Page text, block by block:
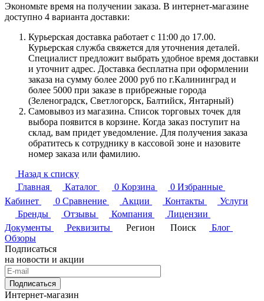
Экономьте время на получении заказа. В интернет-магазине
доступно 4 варианта доставки:
Курьерская доставка работает с 11:00 до 17.00.
Курьерская служба свяжется для уточнения деталей.
Специалист предложит выбрать удобное время доставки
и уточнит адрес. Доставка бесплатна при оформлении
заказа на сумму более 2000 руб по г.Калининград и
более 5000 при заказе в прибрежные города
(Зеленоградск, Светлогорск, Балтийск, Янтарный)
Самовывоз из магазина. Список торговых точек для
выбора появится в корзине. Когда заказ поступит на
склад, вам придет уведомление. Для получения заказа
обратитесь к сотруднику в кассовой зоне и назовите
номер заказа или фамилию.
Назад к списку
Главная
Каталог 0 Корзина 0 Избранные
Кабинет
0 Сравнение Акции Контакты
Услуги
Бренды
Отзывы Компания
Лицензии
Документы
Реквизиты Регион Поиск
Блог
Обзоры
Подписаться
на новости и акции
Подписаться
Интернет-магазин